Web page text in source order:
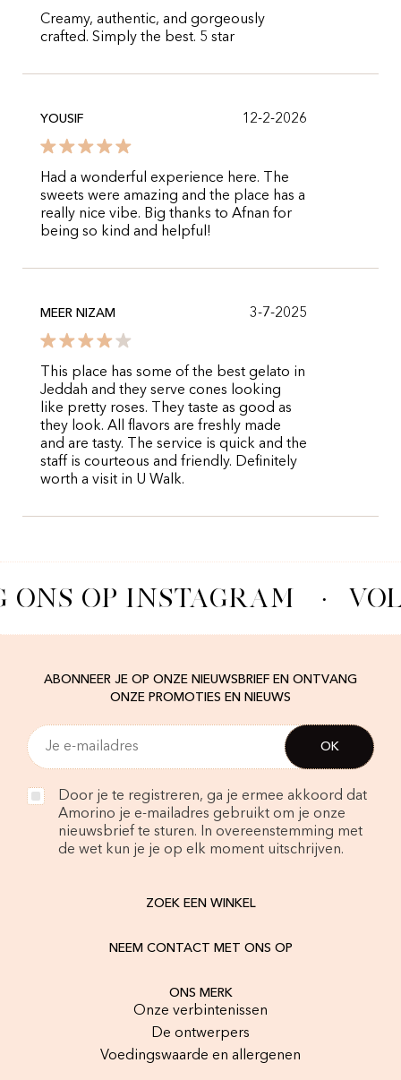
Creamy, authentic, and gorgeously
crafted. Simply the best. 5 star
YOUSIF 12-2-2026
Had a wonderful experience here. The
sweets were amazing and the place has a
really nice vibe. Big thanks to Afnan for
being so kind and helpful!
MEER NIZAM 3-7-2025
This place has some of the best gelato in
Jeddah and they serve cones looking
like pretty roses. They taste as good as
they look. All flavors are freshly made
and are tasty. The service is quick and the
staff is courteous and friendly. Definitely
worth a visit in U Walk.
ONS OP INSTAGRAM ·
ABONNEER JE OP ONZE NIEUWSBRIEF EN ONTVANG
ONZE PROMOTIES EN NIEUWS
Door je te registreren, ga je ermee akkoord dat
Amorino je e-mailadres gebruikt om je onze
nieuwsbrief te sturen. In overeenstemming met
de wet kun je je op elk moment uitschrijven.
ZOEK EEN WINKEL
NEEM CONTACT MET ONS OP
ONS MERK
Onze verbintenissen
De ontwerpers
Voedingswaarde en allergenen